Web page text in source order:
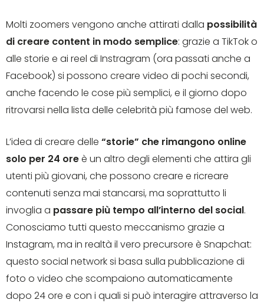
Molti zoomers vengono anche attirati dalla possibilità
di creare content in modo semplice: grazie a TikTok o
alle storie e ai reel di Instragram (ora passati anche a
Facebook) si possono creare video di pochi secondi,
anche facendo le cose più semplici, e il giorno dopo
ritrovarsi nella lista delle celebrità più famose del web.
L’idea di creare delle “storie” che rimangono online
solo per 24 oreè un altro degli elementi che attira gli
utenti più giovani, che possono creare e ricreare
contenuti senza mai stancarsi, ma soprattutto li
invoglia a passare più tempo all’interno del social.
Conosciamo tutti questo meccanismo grazie a
Instagram, ma in realtà il vero precursore è Snapchat:
questo social network si basa sulla pubblicazione di
foto o video che scompaiono automaticamente
dopo 24 ore e con i quali si può interagire attraverso la